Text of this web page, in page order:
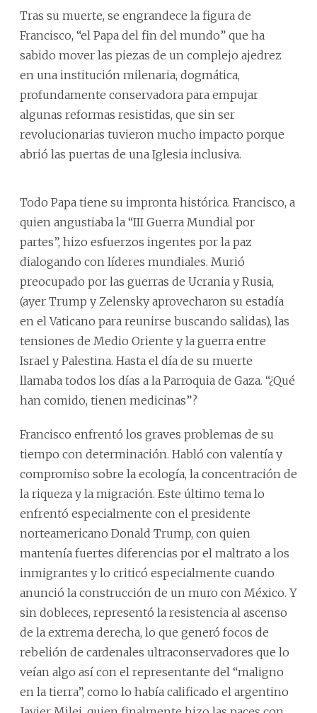
Tras su muerte, se engrandece la figura de
Francisco, “el Papa del fin del mundo” que ha
sabido mover las piezas de un complejo ajedrez
en una institución milenaria, dogmática,
profundamente conservadora para empujar
algunas reformas resistidas, que sin ser
revolucionarias tuvieron mucho impacto porque
abrió las puertas de una Iglesia inclusiva.
Todo Papa tiene su impronta histórica. Francisco, a
quien angustiaba la “III Guerra Mundial por
partes”, hizo esfuerzos ingentes por la paz
dialogando con líderes mundiales. Murió
preocupado por las guerras de Ucrania y Rusia,
(ayer Trump y Zelensky aprovecharon su estadía
en el Vaticano para reunirse buscando salidas), las
tensiones de Medio Oriente y la guerra entre
Israel y Palestina. Hasta el día de su muerte
llamaba todos los días a la Parroquia de Gaza. “¿Qué
han comido, tienen medicinas”?
Francisco enfrentó los graves problemas de su
tiempo con determinación. Habló con valentía y
compromiso sobre la ecología, la concentración de
la riqueza y la migración. Este último tema lo
enfrentó especialmente con el presidente
norteamericano Donald Trump, con quien
mantenía fuertes diferencias por el maltrato a los
inmigrantes y lo criticó especialmente cuando
anunció la construcción de un muro con México. Y
sin dobleces, representó la resistencia al ascenso
de la extrema derecha, lo que generó focos de
rebelión de cardenales ultraconservadores que lo
veían algo así con el representante del “maligno
en la tierra”, como lo había calificado el argentino